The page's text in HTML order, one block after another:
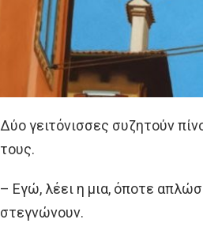
Δύο γειτόνισσες συζητούν
τους.
– Εγώ, λέει η μια, όποτε
στεγνώνουν.